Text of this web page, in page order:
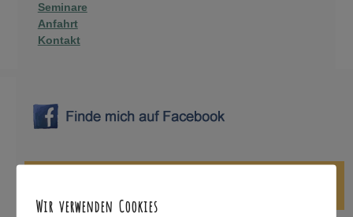
Seminare
Anfahrt
Kontakt
Wir verwenden Cookies